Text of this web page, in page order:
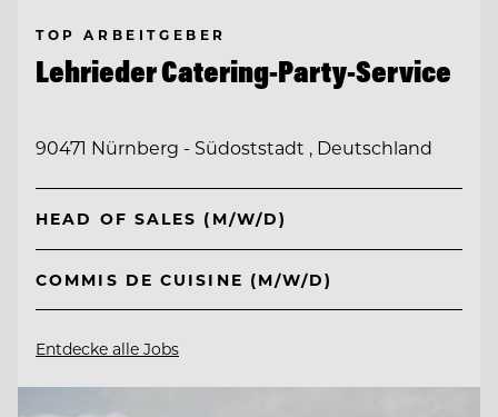
TOP ARBEITGEBER
Lehrieder Catering-Party-Service
90471 Nürnberg - Südoststadt , Deutschland
HEAD OF SALES (M/W/D)
COMMIS DE CUISINE (M/W/D)
Entdecke alle Jobs